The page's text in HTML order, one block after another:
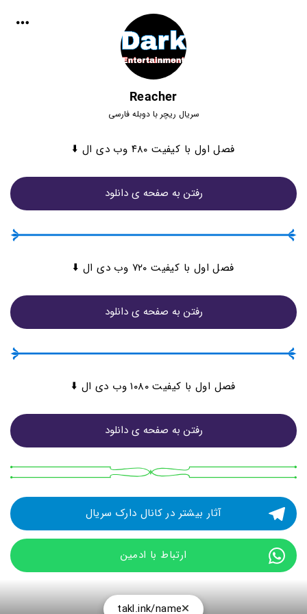
Reacher
سریال ریچر با دوبله فارسی
فصل اول با کیفیت ۴۸۰ وب دی ال ⬇️
رفتن به صفحه ی دانلود
فصل اول با کیفیت ۷۲۰ وب دی ال ⬇️
رفتن به صفحه ی دانلود
فصل اول با کیفیت ۱۰۸۰ وب دی ال ⬇️
رفتن به صفحه ی دانلود
آثار بیشتر در کانال دارک سریال
ارتباط با ادمین
takl.ink/name